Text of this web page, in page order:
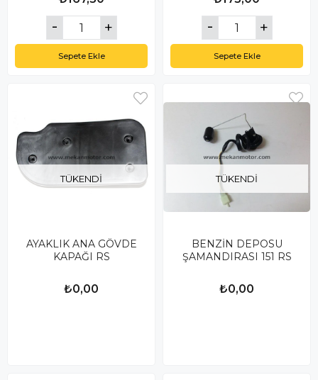
Sepete Ekle Sepete Ekle
TÜKENDI
AYAKLIK ANA GÖVDE
KAPAĞI RS
₺0,00
TÜKENDI
BENZİN DEPOSU
ŞAMANDIRASI 151 RS
₺0,00